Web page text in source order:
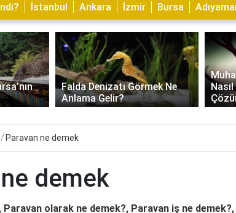
İstanbul Ankara İzmir Bursa
Falda Denizatı Görmek Ne
Anlama Gelir?
Paravan ne demek
demek
Paravan olarak ne demek?, Paravan iş ne